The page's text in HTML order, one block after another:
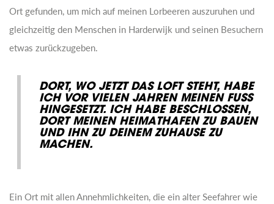
Ort gefunden, um mich auf meinen Lorbeeren auszuruhen und
gleichzeitig den Menschen in Harderwijk und seinen Besuchern
etwas zurückzugeben.
DORT, WO JETZT DAS LOFT STEHT, HABE
ICH VOR VIELEN JAHREN MEINEN FUSS
HINGESETZT. ICH HABE BESCHLOSSEN,
DORT MEINEN HEIMATHAFEN ZU BAUEN
UND IHN ZU DEINEM ZUHAUSE ZU
MACHEN.
Ein Ort mit allen Annehmlichkeiten, die ein alter Seefahrer wie